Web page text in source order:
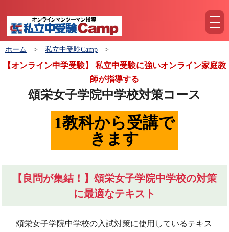
ホーム > 私立中受験Camp >
【オンライン中学受験】 私立中受験に強いオンライン家庭教
師が指導する
頌栄女子学院中学校対策コース
1教科から受講で
きます
【良問が集結！】頌栄女子学院中学校の対策
に最適なテキスト
頌栄女子学院中学校の入試対策に使用しているテキス